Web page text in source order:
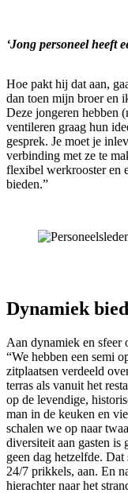
‘Jong personeel heeft
Hoe pakt hij dat aan,
dan toen mijn broer en
Deze jongeren hebben
ventileren graag hun
gesprek. Je moet je
verbinding met ze te
flexibel werkrooster en
bieden.”
Dynamiek
Aan dynamiek en sfeer
“We hebben een semi
zitplaatsen verdeeld
terras als vanuit het
op de levendige,
man in de keuken en
schalen we op naar
diversiteit aan gasten is
geen dag hetzelfde.
24/7 prikkels, aan. En
hierachter naar het